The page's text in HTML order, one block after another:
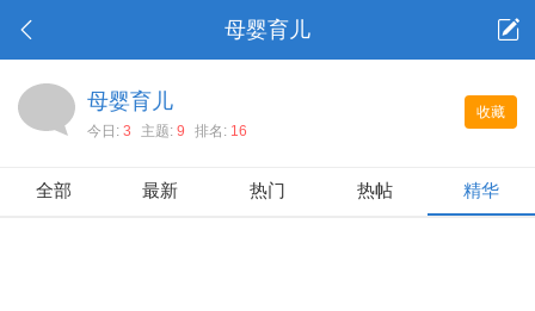
母婴育儿
收藏
母婴育儿
今日: 3 主题: 9 排名: 16
全部 最新 热门 热帖 精华